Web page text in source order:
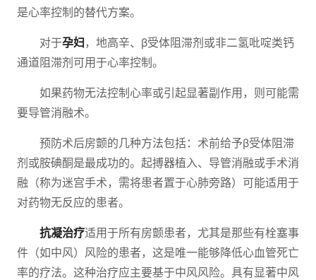
是心率控制的替代方案。
对于孕妇 ，地高辛、β受体阻滞剂或非二氢吡啶类钙
通道阻滞剂可用于心率控制。
如果药物无法控制心率或引起显著副作用，则可能需
要导管消融术。
预防术后房颤的几种方法包括：术前给予β受体阻滞
剂或胺碘酮是最成功的。起搏器植入、导管消融或手术消
融（称为迷宫手术，需将患者置于心肺旁路）可能适用于
对药物无反应的患者。
抗凝治疗适用于所有房颤患者，尤其是那些有栓塞事
件（如中风）风险的患者，这是唯一能够降低心血管死亡
率的疗法。这种治疗应主要基于中风风险。具有显著中风